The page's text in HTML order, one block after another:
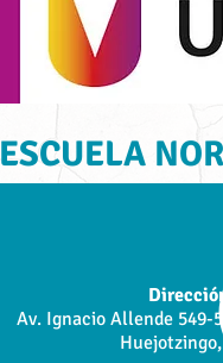
ESCUELA
Dirección:
Av. Ignacio Allende 549-
Huejotzingo,